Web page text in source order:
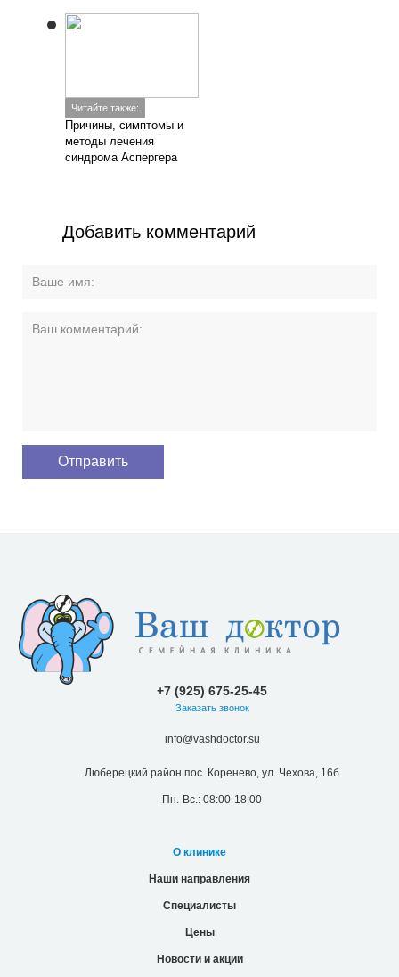
Читайте также:
Причины, симптомы и
методы лечения
синдрома Аспергера
Добавить комментарий
+7 (925) 675-25-45
Заказать звонок
info@vashdoctor.su
Люберецкий район пос. Коренево, ул. Чехова, 16б
Пн.-Вс.: 08:00-18:00
О клинике
Наши направления
Специалисты
Цены
Новости и акции